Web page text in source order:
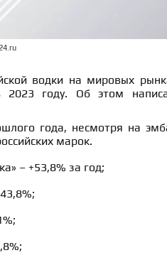
водки на мировых
2023 году. Об этом
года, несмотря на
марок.
– +53,8% за год;